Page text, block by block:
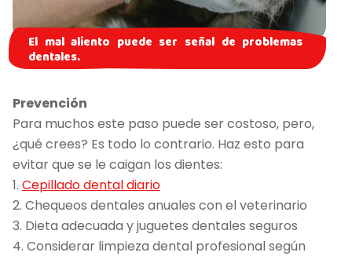
El mal aliento puede ser señal de problemas
dentales.
Prevención
Para muchos este paso puede ser costoso, pero,
¿qué crees? Es todo lo contrario. Haz esto para
evitar que se le caigan los dientes:
1. Cepillado dental diario
2. Chequeos dentales anuales con el veterinario
3. Dieta adecuada y juguetes dentales seguros
4. Considerar limpieza dental profesional según